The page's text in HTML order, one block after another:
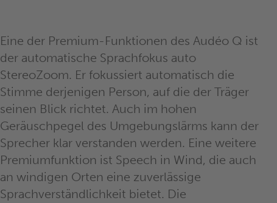
Eine der Premium-Funktionen des Audéo Q ist
der automatische Sprachfokus auto
StereoZoom. Er fokussiert automatisch die
Stimme derjenigen Person, auf die der Träger
seinen Blick richtet. Auch im hohen
Geräuschpegel des Umgebungslärms kann der
Sprecher klar verstanden werden. Eine weitere
Premiumfunktion ist Speech in Wind, die auch
an windigen Orten eine zuverlässige
Sprachverständlichkeit bietet. Die